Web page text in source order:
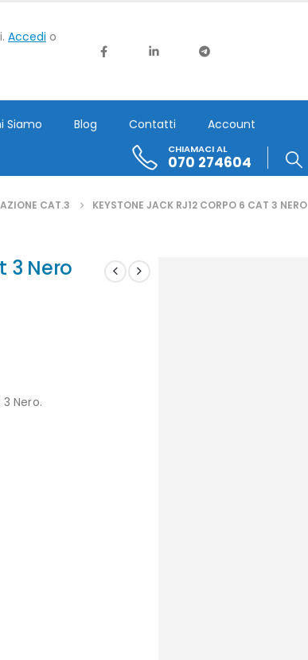
Accedi o
Siamo Blog Contatti Account
CHIAMACI AL
070 274604
CAT.3 KEYSTONE JACK RJ12 CORPO 6 CAT 3 NERO
3 Nero
Nero.